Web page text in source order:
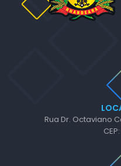
Rua Dr. Octaviano